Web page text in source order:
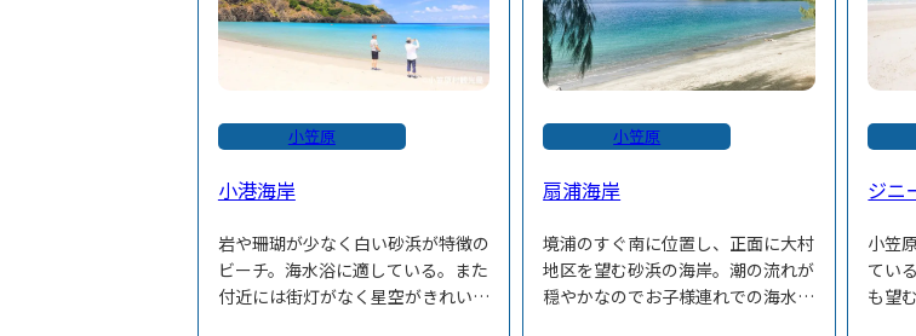
小笠原
小港海岸
岩や珊瑚が少なく白い砂浜が特徴の
ビーチ。海水浴に適している。また
付近には街灯がなく星空がきれいに
小笠原
扇浦海岸
境浦のすぐ南に位置し、正面に大村
地区を望む砂浜の海岸。潮の流れが
穏やかなのでお子様連れでの海水浴
ジニ
小笠
てい
も望